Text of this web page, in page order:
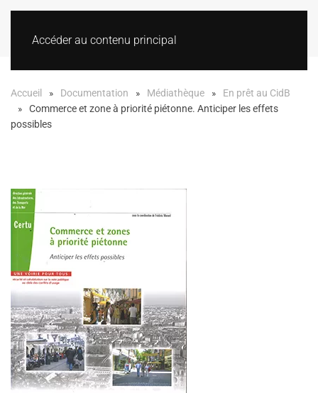
Accéder au contenu principal
Accueil Documentation Médiathèque
En prêt au CidB
Commerce et zone à priorité piétonne. Anticiper les effets
possibles